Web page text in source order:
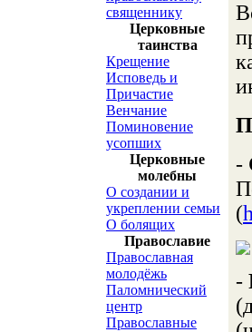
священнику
Церковные
таинства
Крещение
Исповедь и
Причастие
Венчание
Поминовение
усопших
Церковные
молебны
О создании и
укреплении семьи
О болящих
Православие
Православная
молодёжь
Паломнический
центр
Православные
-
(
-